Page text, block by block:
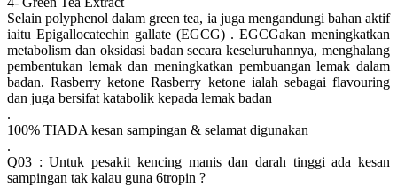
Selain polyphenol dalam green tea, ia juga mengandungi bahan aktif
iaitu Epigallocatechin gallate (EGCG) . EGCGakan meningkatkan
metabolism dan oksidasi badan secara keseluruhannya, menghalang
pembentukan lemak dan meningkatkan pembuangan lemak dalam
badan. Rasberry ketone Rasberry ketone ialah sebagai flavouring
dan juga bersifat katabolik kepada lemak badan
.
100% TIADA kesan sampingan & selamat digunakan
.
Q03 : Untuk pesakit kencing manis dan darah tinggi ada kesan
sampingan tak kalau guna 6tropin ?